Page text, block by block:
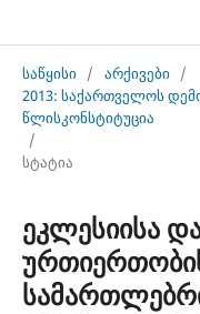
საწყისი / არქივები
/
2013: საქართველოს
წლისკონსტიტუცია
/
სტატია
ეკლესიისა